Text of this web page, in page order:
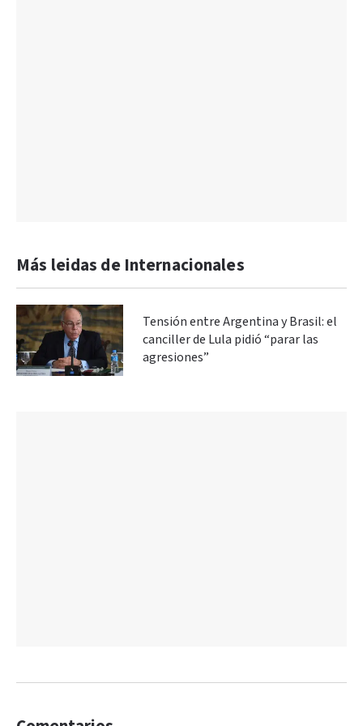
Más leidas de Internacionales
Tensión entre Argentina y Brasil: el
canciller de Lula pidió “parar las
agresiones”